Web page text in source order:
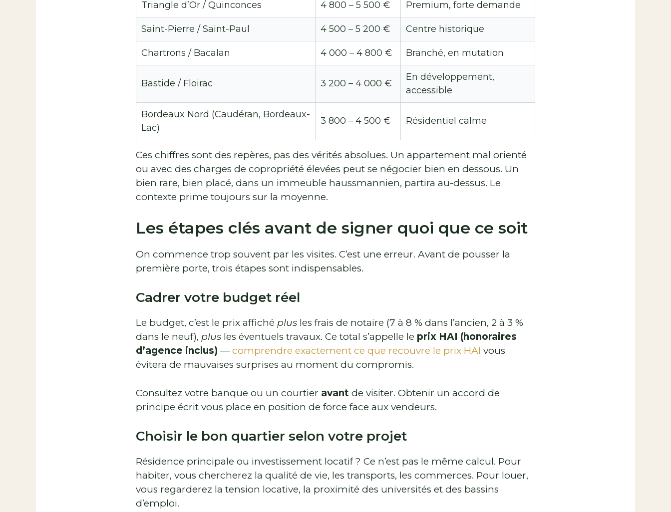
Triangle d’Or / Quinconces 4 800 – 5 500 € Premium, forte demande
Saint-Pierre / Saint-Paul 4 500 – 5 200 € Centre historique
Chartrons / Bacalan 4 000 – 4 800 € Branché, en mutation
Bastide / Floirac 3 200 – 4 000 €
En développement,
accessible
Bordeaux Nord (Caudéran, Bordeaux-
Lac)
3 800 – 4 500 € Résidentiel calme
Ces chiffres sont des repères, pas des vérités absolues. Un appartement mal orienté
ou avec des charges de copropriété élevées peut se négocier bien en dessous. Un
bien rare, bien placé, dans un immeuble haussmannien, partira au-dessus. Le
contexte prime toujours sur la moyenne.
Les étapes clés avant de signer quoi que ce soit
On commence trop souvent par les visites. C’est une erreur. Avant de pousser la
première porte, trois étapes sont indispensables.
Cadrer votre budget réel
Le budget, c’est le prix affiché plus les frais de notaire (7 à 8 % dans l’ancien, 2 à 3 %
dans le neuf), plus les éventuels travaux. Ce total s’appelle le prix HAI (honoraires
d’agence inclus) — comprendre exactement ce que recouvre le prix HAI vous
évitera de mauvaises surprises au moment du compromis.
Consultez votre banque ou un courtier avant de visiter. Obtenir un accord de
principe écrit vous place en position de force face aux vendeurs.
Choisir le bon quartier selon votre projet
Résidence principale ou investissement locatif ? Ce n’est pas le même calcul. Pour
habiter, vous chercherez la qualité de vie, les transports, les commerces. Pour louer,
vous regarderez la tension locative, la proximité des universités et des bassins
d’emploi.